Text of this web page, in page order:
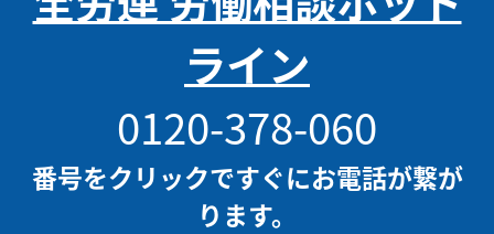
ライン
0120-378-060
番号をクリックですぐにお電話が繋が
ります。